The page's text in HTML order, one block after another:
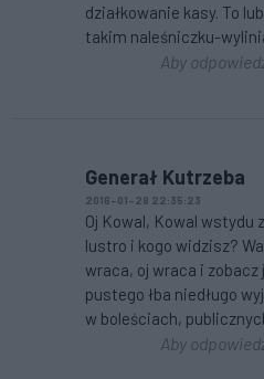
działkowanie kasy. To
takim naleśniczku-
Aby
Generał Kutrzeba
2016-01-28 22:35:23
Oj Kowal, Kowal wstydu
lustro i kogo widzisz?
wraca, oj wraca i zobacz
pustego łba niedługo
w boleściach,
Aby